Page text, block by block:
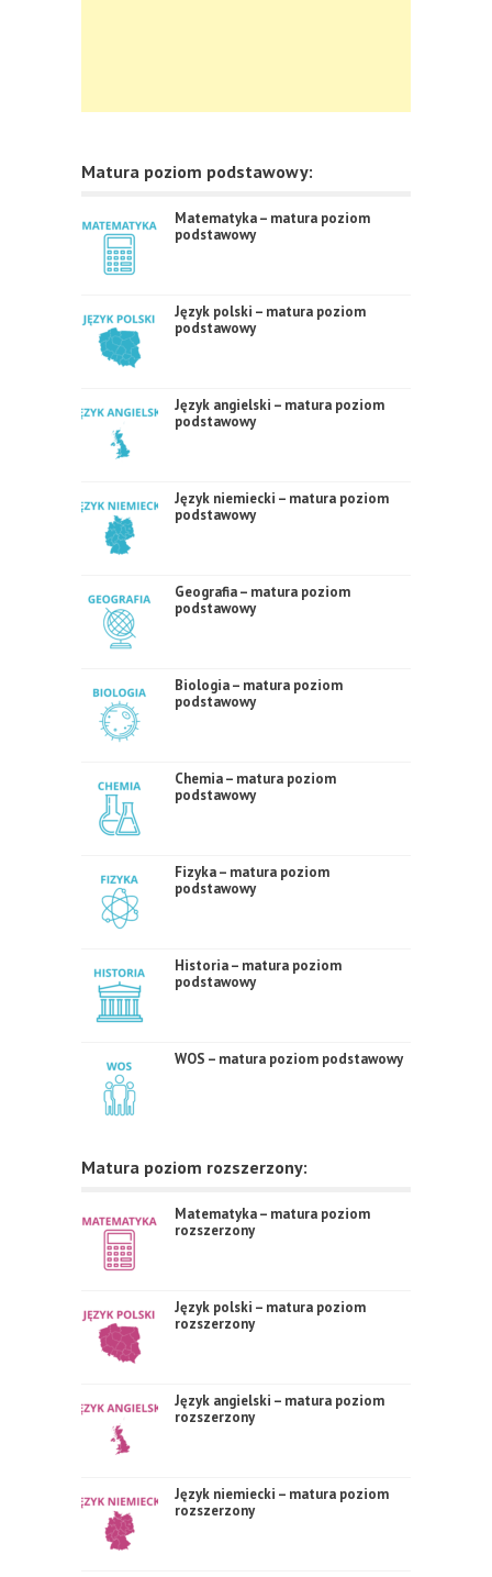
Matura poziom podstawowy:
Matematyka – matura poziom
podstawowy
Język polski – matura poziom
podstawowy
Język angielski – matura poziom
podstawowy
Język niemiecki – matura poziom
podstawowy
Geografia – matura poziom
podstawowy
Biologia – matura poziom
podstawowy
Chemia – matura poziom
podstawowy
Fizyka – matura poziom
podstawowy
Historia – matura poziom
podstawowy
WOS – matura poziom podstawowy
Matura poziom rozszerzony:
Matematyka – matura poziom
rozszerzony
Język polski – matura poziom
rozszerzony
Język angielski – matura poziom
rozszerzony
Język niemiecki – matura poziom
rozszerzony